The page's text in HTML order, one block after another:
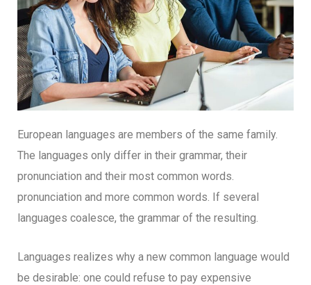
European languages are members of the same family.
The languages only differ in their grammar, their
pronunciation and their most common words.
pronunciation and more common words. If several
languages coalesce, the grammar of the resulting.
Languages realizes why a new common language would
be desirable: one could refuse to pay expensive